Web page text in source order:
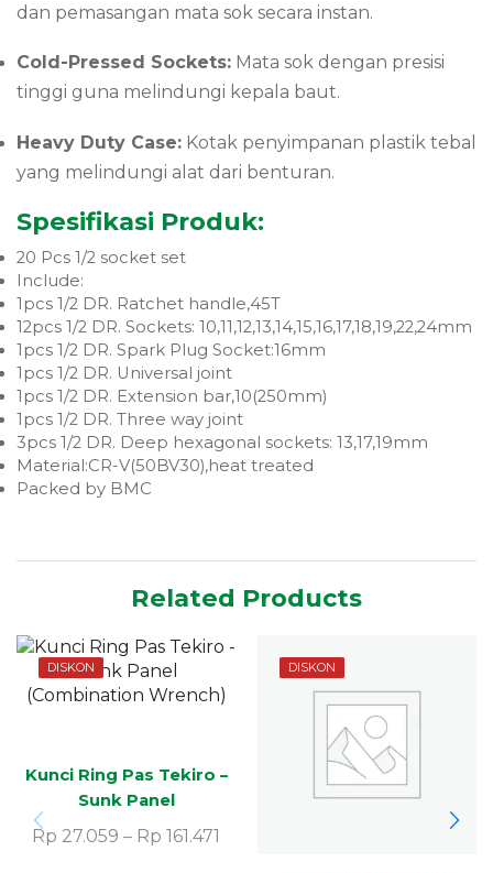
dan pemasangan mata sok secara instan.
Cold-Pressed Sockets: Mata sok dengan presisi
tinggi guna melindungi kepala baut.
Heavy Duty Case: Kotak penyimpanan plastik tebal
yang melindungi alat dari benturan.
Spesifikasi Produk:
20 Pcs 1/2 socket set
Include:
1pcs 1/2 DR. Ratchet handle,45T
12pcs 1/2 DR. Sockets: 10,11,12,13,14,15,16,17,18,19,22,24mm
1pcs 1/2 DR. Spark Plug Socket:16mm
1pcs 1/2 DR. Universal joint
1pcs 1/2 DR. Extension bar,10(250mm)
1pcs 1/2 DR. Three way joint
3pcs 1/2 DR. Deep hexagonal sockets: 13,17,19mm
Material:CR-V(50BV30),heat treated
Packed by BMC
Related Products
DISKON
Kunci Ring Pas Tekiro –
Sunk Panel
(Combination Wrench)
Rp 27.059 – Rp 161.471
DISKON